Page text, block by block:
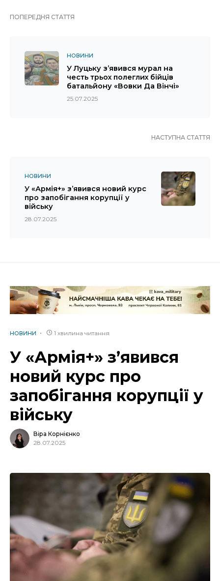
ПОПЕРЕДНЯ СТАТТЯ
НОВИНИ
У Луцьку з’явився мурал на
честь трьох полеглих бійців
батальйону «Вовки Да Вінчі»
25.07.2025
НАСТУПНА СТАТТЯ
НОВИНИ
У «Армія+» з’явився новий курс
про запобігання корупції у
війську
28.07.2025
НОВИНИ 1 хвилина читання
У «Армія+» з’явився
новий курс про
запобігання корупції у
війську
Віра Корнієнко
28.07.2025